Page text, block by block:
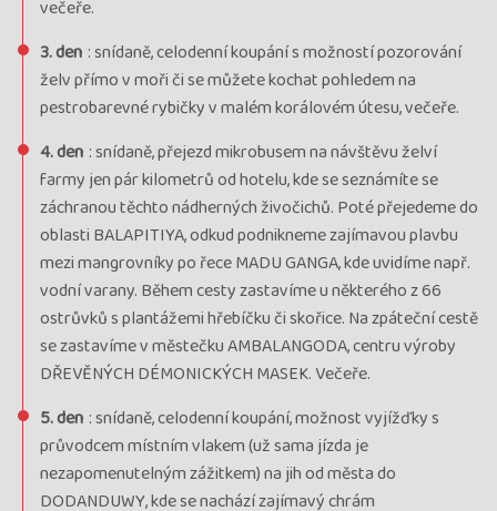
Vyprodáno, Garance odletu, průvodce: Bohuslava
Bubeníčková
Kód termínu 25SRX01471
uzavřen
Termín 16.11. - 28.11.25neděle - pátek
VYPRODÁNO, garance odletu, průvodce: Tereza
Petráčková
Kód termínu 25SRX01472
Cena 56 990 Kč
cena za 13 dní
termín
Termín 19.02. - 03.03.26 čtvrtek - úterý
Cena 59 990 Kč
večeře.
3. den : snídaně, celodenní koupání s možností pozorování
želv přímo v moři či se můžete kochat pohledem na
pestrobarevné rybičky v malém korálovém útesu, večeře.
4. den : snídaně, přejezd mikrobusem na návštěvu želví
farmy jen pár kilometrů od hotelu, kde se seznámíte se
záchranou těchto nádherných živočichů. Poté přejedeme do
oblasti BALAPITIYA, odkud podnikneme zajímavou plavbu
mezi mangrovníky po řece MADU GANGA, kde uvidíme např.
vodní varany. Během cesty zastavíme u některého z 66
ostrůvků s plantážemi hřebíčku či skořice. Na zpáteční cestě
se zastavíme v městečku AMBALANGODA, centru výroby
DŘEVĚNÝCH DÉMONICKÝCH MASEK. Večeře.
5. den : snídaně, celodenní koupání, možnost vyjížďky s
průvodcem místním vlakem (už sama jízda je
nezapomenutelným zážitkem) na jih od města do
DODANDUWY, kde se nachází zajímavý chrám